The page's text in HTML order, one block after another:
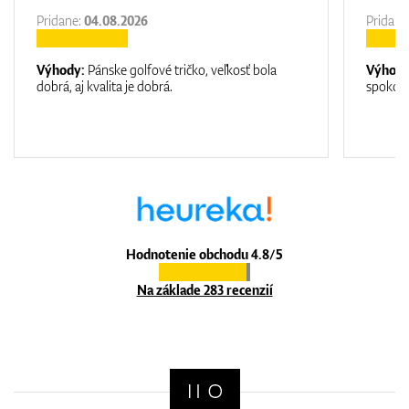
Hodnotenie obchodu 4.8/5
Na základe 283 recenzií
Pridane: 04.08.2026
Výhody: Pánske golfové tričko, veľkosť bola
dobrá, aj kvalita je dobrá.